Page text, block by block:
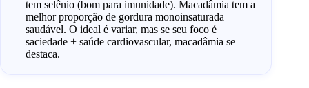
tem selênio (bom para imunidade). Macadâmia tem a
melhor proporção de gordura monoinsaturada
saudável. O ideal é variar, mas se seu foco é
saciedade + saúde cardiovascular, macadâmia se
destaca.